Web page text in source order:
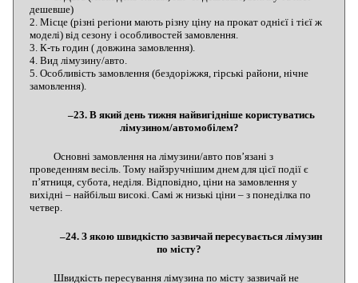
дешевше)
2. Місце (різні регіони мають різну ціну на прокат однієї і тієї ж
моделі) від сезону і особливостей замовлення.
3. К-ть годин ( довжина замовлення).
4. Вид лімузину/авто.
5. Особливість замовлення (бездоріжжя, гірські райони, нічне
замовлення).
–23. В який день тижня найвигідніше користуватись
лімузином/автомобілем?
Основні замовлення на лімузини/авто пов’язані з
проведенням весіль. Тому найзручнішим днем для цієї події є
п’ятниця, субота, неділя. Відповідно, ціни на замовлення у
вихідні – найбільш високі. Самі ж низькі ціни – з понеділка по
четвер.
–24. З якою швидкістю зазвичай пересувається лімузин
по місту?
Швидкість пересування лімузина по місту зазвичай не